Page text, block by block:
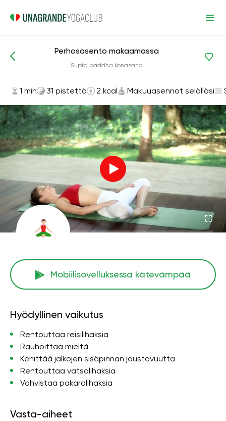
Asanat ja harjoitukset Makuuasennot selälläsi
Perhosasento makaamassa
Supta baddha konasana
1 min 31 pistettä 2 kcal Makuuasennot selälläsi
Mobiilisovelluksessa kätevämpää
Hyödyllinen vaikutus
Rentouttaa reisilihaksia
Rauhoittaa mieltä
Kehittää jalkojen sisäpinnan joustavuutta
Rentouttaa vatsalihaksia
Vahvistaa pakaralihaksia
Vasta-aiheet